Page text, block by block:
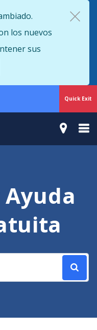
Quick Exit
los nuevos
sus